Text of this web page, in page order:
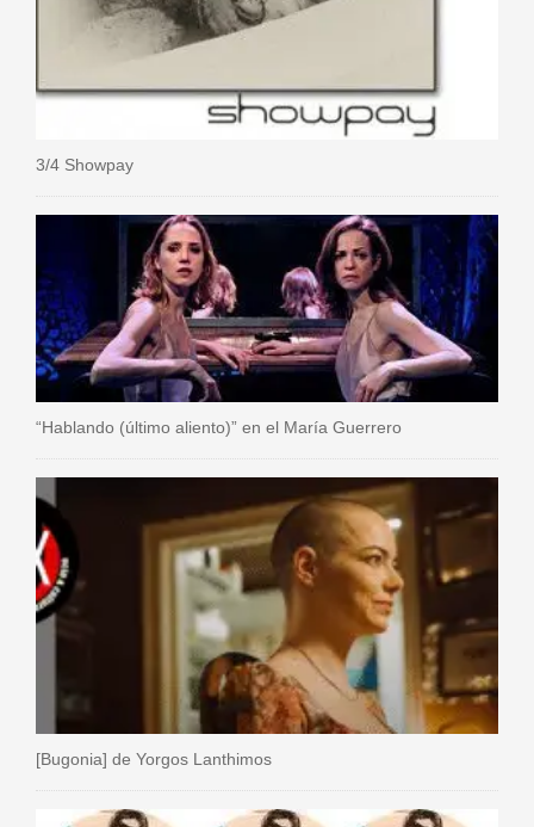
3/4 Showpay
“Hablando (último aliento)” en el María Guerrero
[Bugonia] de Yorgos Lanthimos